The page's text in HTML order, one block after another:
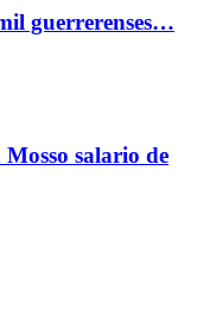
guerrerenses…
salario de